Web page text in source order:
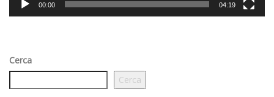
00:00 04:19
Cerca
Cerca